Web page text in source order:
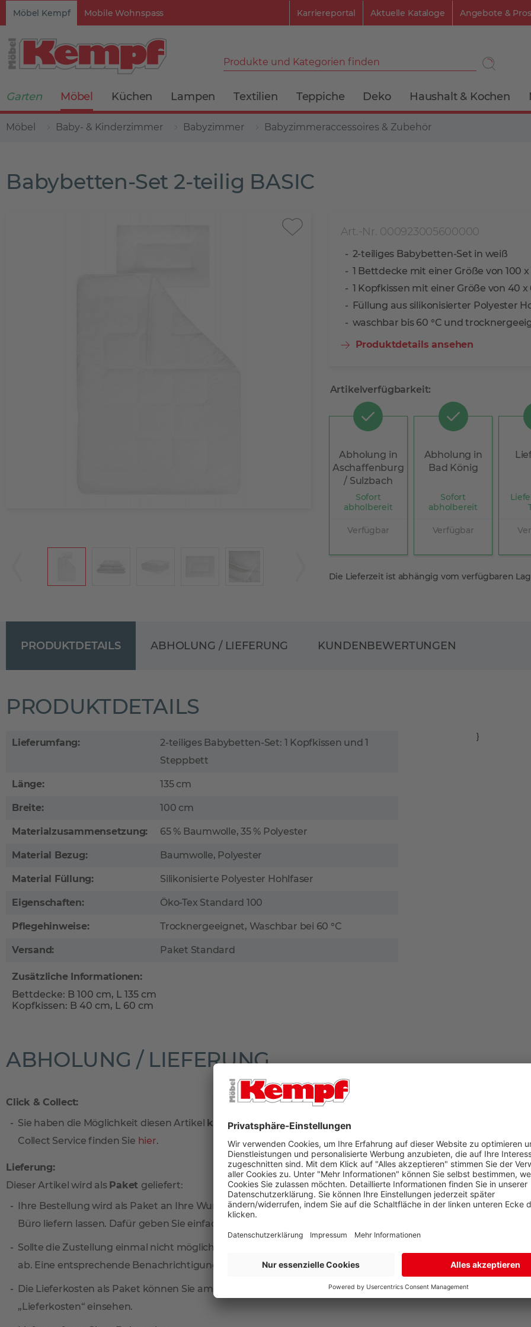
Möbel Kempf Mobile Wohnspass Karriereportal Aktuelle Kataloge Angebote &
Produkte und Kategorien finden
Garten Möbel Küchen Lampen Textilien Teppiche Deko Haushalt & Kochen
Möbel Baby- & Kinderzimmer Babyzimmer Babyzimmeraccessoires & Zubehör
Babybetten-Set 2-teilig BASIC
Art.-Nr. 000923005600000
2-teiliges Babybetten-Set in weiß
1 Bettdecke mit einer Größe von 100 x
1 Kopfkissen mit einer Größe von 40 x
Füllung aus silikonisierter Polyester
waschbar bis 60 °C und
Produktdetails ansehen
Artikelverfügbarkeit:
Abholung in
Aschaffenburg
/ Sulzbach
Sofort
abholbereit
Verfügbar
Abholung in
Bad König
Sofort
abholbereit
Verfügbar
Die Lieferzeit ist abhängig vom verfügbaren
PRODUKTDETAILS
PRODUKTDETAILS
Lieferumfang:
2-teiliges Babybetten-Set: 1 Kopfkissen und 1
Steppbett
Länge: 135 cm
Breite: 100 cm
Materialzusammensetzung: 65 % Baumwolle, 35 % Polyester
Material Bezug: Baumwolle, Polyester
Material Füllung: Silikonisierte Polyester Hohlfaser
Eigenschaften: Öko-Tex Standard 100
Pflegehinweise: Trocknergeeignet, Waschbar bei 60 °C
Versand: Paket Standard
Zusätzliche Informationen:
Bettdecke: B 100 cm, L 135 cm
Kopfkissen: B 40 cm, L 60 cm
}
ABHOLUNG / LIEFERUNG
ABHOLUNG / LIEFERUNG
Click & Collect:
Sie haben die Möglichkeit diesen Artikel kostenlosvor Ort in unseren Filialen Aschaffenburg oder Bad
Collect Service finden Sie hier.
Lieferung:
Dieser Artikel wird als Paket geliefert:
Ihre Bestellung wird als Paket an Ihre Wunschadresse geliefert. Falls Sie tagsüber nicht zuhause sind,
Büro liefern lassen. Dafür geben Sie einfach eine separate Lieferadresse zur Rechnungsadresse an. So sind
Sollte die Zustellung einmal nicht möglich sein, nimmt der Paketdienstleister Ihr Produkt zur erneuten
ab. Eine entsprechende Benachrichtigungskarte finden Sie dann in Ihrem Briefkasten.
Die Lieferkosten als Paket können Sie am einfachsten im oberen Bereich der Artikelseite unter dem
„Lieferkosten“ einsehen.
KUNDENBEWERTUNGEN